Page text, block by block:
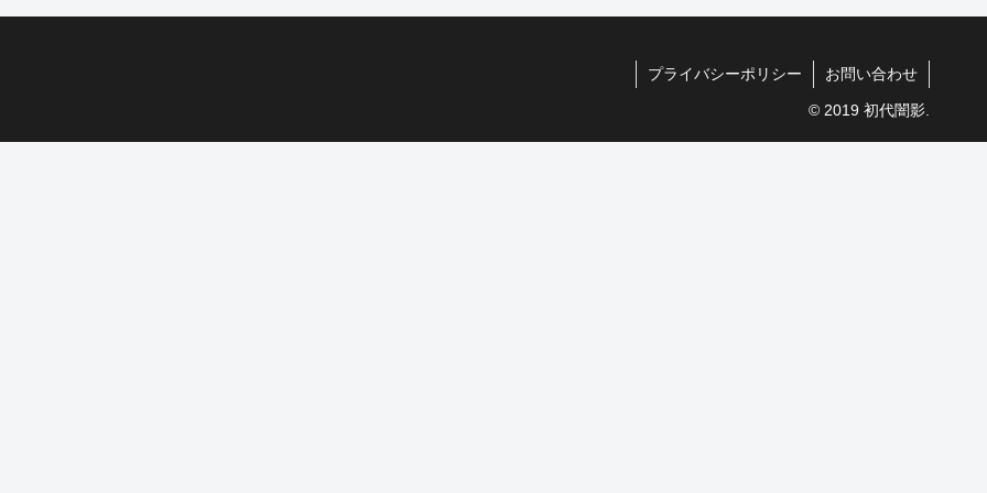
プライバシーポリシー お問い合わせ
© 2019 初代闇影.